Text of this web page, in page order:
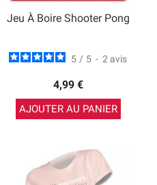
Jeu À Boire Shooter Pong
5 / 5 - 2 avis
4,99 €
AJOUTER AU PANIER